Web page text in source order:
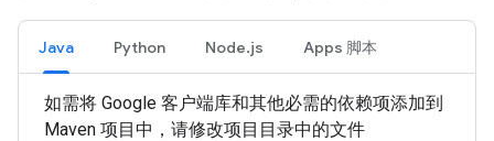
Java Python Node.js Apps 脚本
如需将 Google 客户端库和其他必需的依赖项添加到
Maven 项目中，请修改项目目录中的文件